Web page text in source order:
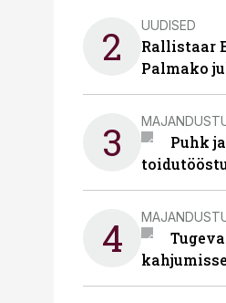
2 UUDISED
Rallistaar
Palmako
3
Puhk
4